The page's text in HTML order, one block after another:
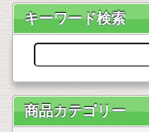
キーワード検索
商品カテゴリー